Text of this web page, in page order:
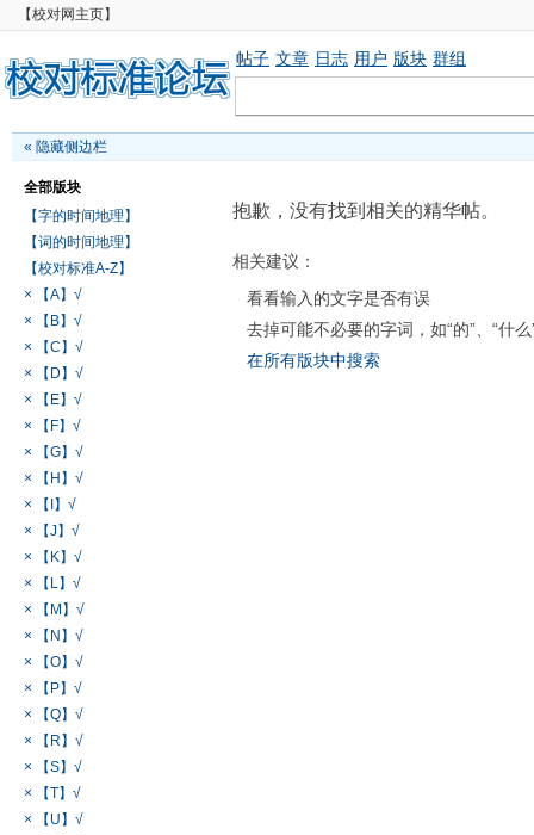
【校对网主页】
帖子 文章 日志 用户 版块 群组
« 隐藏侧边栏
全部版块
【字的时间地理】
【词的时间地理】
【校对标准A-Z】
× 【A】√
× 【B】√
× 【C】√
× 【D】√
× 【E】√
× 【F】√
× 【G】√
× 【H】√
× 【I】√
× 【J】√
× 【K】√
× 【L】√
× 【M】√
× 【N】√
× 【O】√
× 【P】√
× 【Q】√
× 【R】√
× 【S】√
× 【T】√
× 【U】√
抱歉，没有找到相关的精华帖。
相关建议：
看看输入的文字是否有误
去掉可能不必要的字词，如“的”、“什么
在所有版块中搜索